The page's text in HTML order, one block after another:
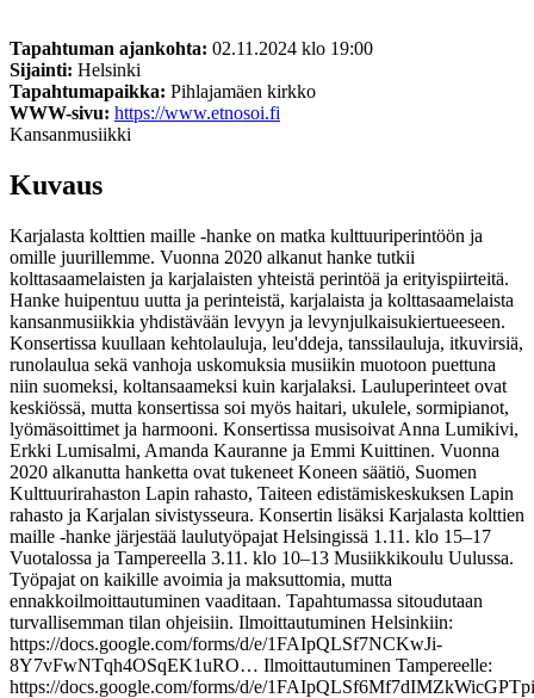
Tapahtuman ajankohta: 02.11.2024 klo 19:00
Sijainti: Helsinki
Tapahtumapaikka: Pihlajamäen kirkko
WWW-sivu: https://www.etnosoi.fi
Kansanmusiikki
Kuvaus
Karjalasta kolttien maille -hanke on matka kulttuuriperintöön ja
omille juurillemme. Vuonna 2020 alkanut hanke tutkii
kolttasaamelaisten ja karjalaisten yhteistä perintöä ja erityispiirteitä.
Hanke huipentuu uutta ja perinteistä, karjalaista ja kolttasaamelaista
kansanmusiikkia yhdistävään levyyn ja levynjulkaisukiertueeseen.
Konsertissa kuullaan kehtolauluja, leu'ddeja, tanssilauluja, itkuvirsiä,
runolaulua sekä vanhoja uskomuksia musiikin muotoon puettuna
niin suomeksi, koltansaameksi kuin karjalaksi. Lauluperinteet ovat
keskiössä, mutta konsertissa soi myös haitari, ukulele, sormipianot,
lyömäsoittimet ja harmooni. Konsertissa musisoivat Anna Lumikivi,
Erkki Lumisalmi, Amanda Kauranne ja Emmi Kuittinen. Vuonna
2020 alkanutta hanketta ovat tukeneet Koneen säätiö, Suomen
Kulttuurirahaston Lapin rahasto, Taiteen edistämiskeskuksen Lapin
rahasto ja Karjalan sivistysseura. Konsertin lisäksi Karjalasta kolttien
maille -hanke järjestää laulutyöpajat Helsingissä 1.11. klo 15–17
Vuotalossa ja Tampereella 3.11. klo 10–13 Musiikkikoulu Uulussa.
Työpajat on kaikille avoimia ja maksuttomia, mutta
ennakkoilmoittautuminen vaaditaan. Tapahtumassa sitoudutaan
turvallisemman tilan ohjeisiin. Ilmoittautuminen Helsinkiin:
https://docs.google.com/forms/d/e/1FAIpQLSf7NCKwJi-
8Y7vFwNTqh4OSqEK1uRO… Ilmoittautuminen Tampereelle:
https://docs.google.com/forms/d/e/